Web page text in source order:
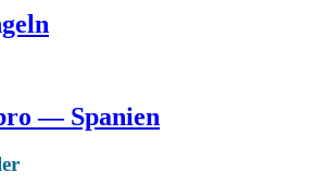
— Spanien